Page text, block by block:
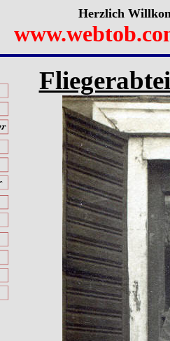
Herzlich